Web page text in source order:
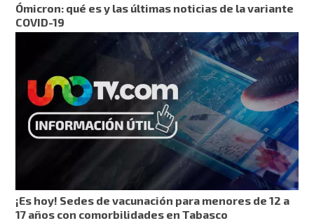
Ómicron: qué es y las últimas noticias de la variante
COVID-19
¡Es hoy! Sedes de vacunación para menores de 12 a
17 años con comorbilidades en Tabasco